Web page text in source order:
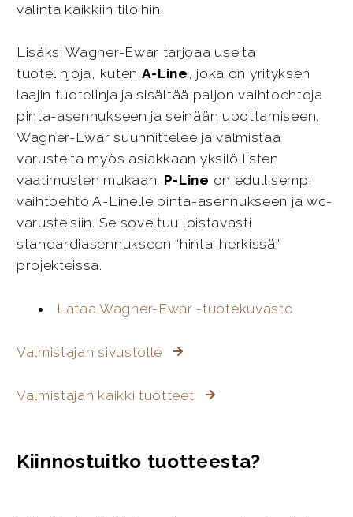
valinta kaikkiin tiloihin.
Lisäksi Wagner-Ewar tarjoaa useita
tuotelinjoja, kuten A-Line , joka on yrityksen
laajin tuotelinja ja sisältää paljon vaihtoehtoja
pinta-asennukseen ja seinään upottamiseen.
Wagner-Ewar suunnittelee ja valmistaa
varusteita myös asiakkaan yksilöllisten
vaatimusten mukaan. P-Line on edullisempi
vaihtoehto A-Linelle pinta-asennukseen ja wc-
varusteisiin. Se soveltuu loistavasti
standardiasennukseen “hinta-herkissä”
projekteissa.
Lataa Wagner-Ewar -tuotekuvasto
Valmistajan sivustolle
Valmistajan kaikki tuotteet
Kiinnostuitko tuotteesta?